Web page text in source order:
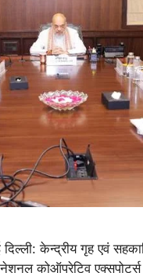
केन्द्रीय गृह एवं
नेशनल कोऑपरेटिव